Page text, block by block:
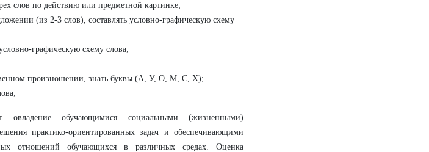
слов по действию или предметной картинке;
(из 2-3 слов), составлять условно-графическую схему
графическую схему слова;
произношении, знать буквы (А, У, О, М, С, Х);
обучающимися социальными (жизненными)
практико-ориентированных задач и обеспечивающими
отношений обучающихся в различных средах. Оценка